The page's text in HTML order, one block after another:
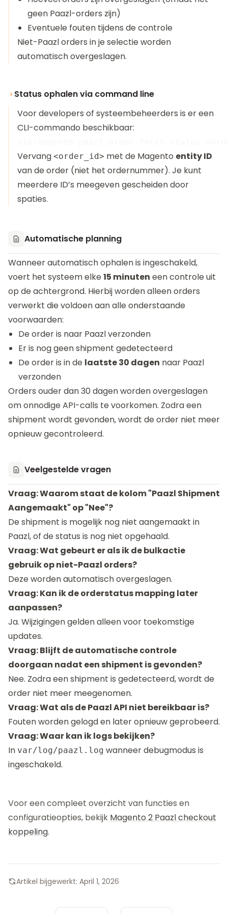
geen Paazl-orders zijn)
Eventuele fouten tijdens de controle
Niet-Paazl orders in je selectie worden
automatisch overgeslagen.
Status ophalen via command line
Voor developers of systeembeheerders is er een
CLI-commando beschikbaar:
Vervang <order_id> met de Magento entity ID
van de order (niet het ordernummer). Je kunt
meerdere ID’s meegeven gescheiden door
spaties.
Automatische planning
Wanneer automatisch ophalen is ingeschakeld,
voert het systeem elke15 minuten een controle uit
op de achtergrond. Hierbij worden alleen orders
verwerkt die voldoen aan alle onderstaande
voorwaarden:
De order is naar Paazl verzonden
Er is nog geen shipment gedetecteerd
De order is in de laatste 30 dagen naar Paazl
verzonden
Orders ouder dan 30 dagen worden overgeslagen
om onnodige API-calls te voorkomen. Zodra een
shipment wordt gevonden, wordt de order niet meer
opnieuw gecontroleerd.
Veelgestelde vragen
Vraag: Waarom staat de kolom "Paazl Shipment
Aangemaakt" op "Nee"?
De shipment is mogelijk nog niet aangemaakt in
Paazl, of de status is nog niet opgehaald.
Vraag: Wat gebeurt er als ik de bulkactie
gebruik op niet-Paazl orders?
Deze worden automatisch overgeslagen.
Vraag: Kan ik de orderstatus mapping later
aanpassen?
Ja. Wijzigingen gelden alleen voor toekomstige
updates.
Vraag: Blijft de automatische controle
doorgaan nadat een shipment is gevonden?
Nee. Zodra een shipment is gedetecteerd, wordt de
order niet meer meegenomen.
Vraag: Wat als de Paazl API niet bereikbaar is?
Fouten worden gelogd en later opnieuw geprobeerd.
Vraag: Waar kan ik logs bekijken?
In var/log/paazl.log wanneer debugmodus is
ingeschakeld.
Voor een compleet overzicht van functies en
configuratieopties, bekijk Magento 2 Paazl checkout
koppeling.
Artikel bijgewerkt: April 1, 2026